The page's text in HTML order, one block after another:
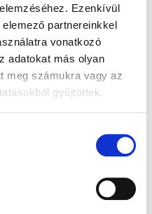
Ezenkívül
partnereinkkel
vonatkozó
adatokat más olyan
meg számukra vagy az
gyűjtöttek.